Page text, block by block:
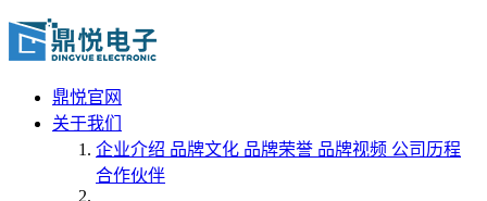
鼎悦官网
关于我们
企业介绍 品牌文化 品牌荣誉 品牌视频 公司历程
合作伙伴